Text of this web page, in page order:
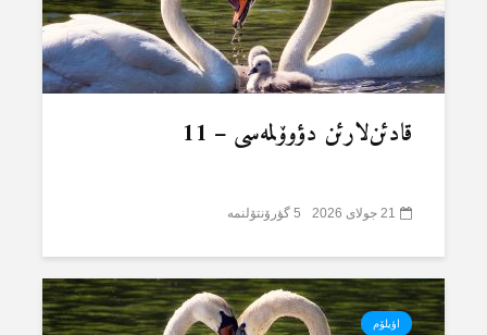
قادئن‌لارئن دؤوۆلمەسی – 11
21 جولای 2026 5 گؤرۆنتۆلنمە
اؤیلۆم